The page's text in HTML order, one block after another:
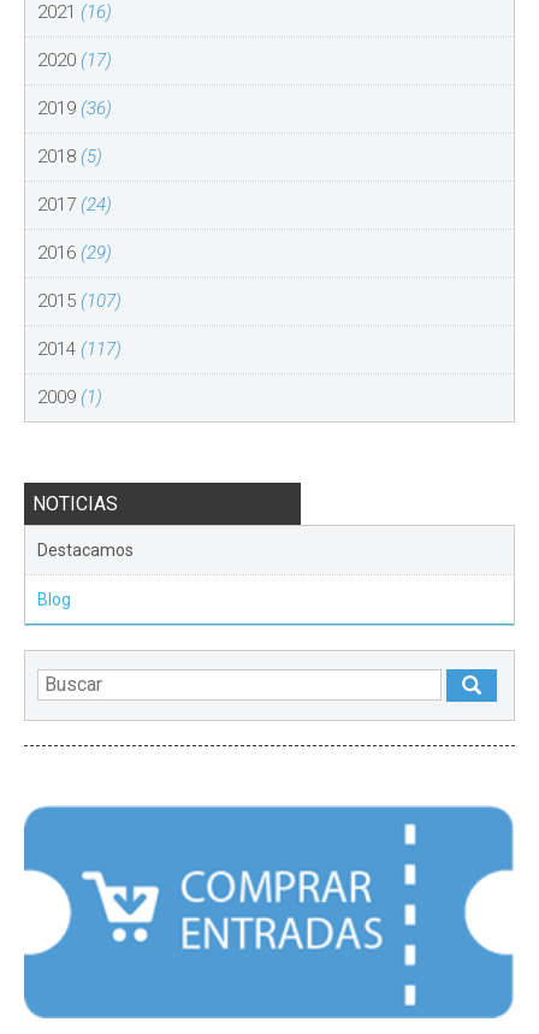
2021 (16)
2020 (17)
2019 (36)
2018 (5)
2017 (24)
2016 (29)
2015 (107)
2014 (117)
2009 (1)
NOTICIAS
Destacamos
Blog